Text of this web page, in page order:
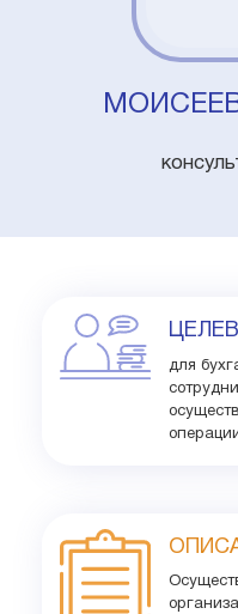
для